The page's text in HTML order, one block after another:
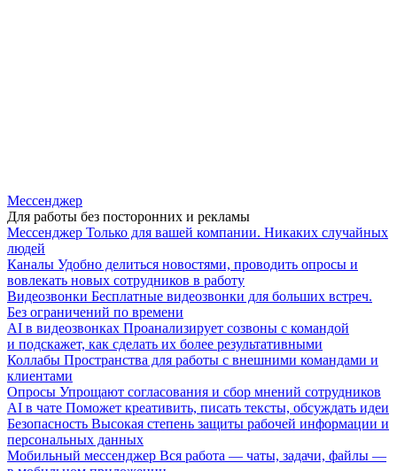
Мессенджер
Для работы без посторонних и рекламы
Мессенджер Только для вашей компании. Никаких случайных
людей
Каналы Удобно делиться новостями, проводить опросы и
вовлекать новых сотрудников в работу
Видеозвонки Бесплатные видеозвонки для больших встреч.
Без ограничений по времени
AI в видеозвонках Проанализирует созвоны с командой
и подскажет, как сделать их более результативными
Коллабы Пространства для работы с внешними командами и
клиентами
Опросы Упрощают согласования и сбор мнений сотрудников
AI в чате Поможет креативить, писать тексты, обсуждать идеи
Безопасность Высокая степень защиты рабочей информации и
персональных данных
Мобильный мессенджер Вся работа — чаты, задачи, файлы —